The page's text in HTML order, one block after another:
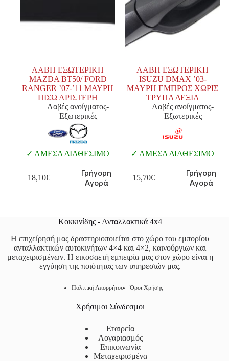
ΛΑΒΗ ΕΞΩΤΕΡΙΚΗ
MAZDA BT50/ FORD
RANGER ’07-’11 ΜΑΥΡΗ
ΠΙΣΩ ΑΡΙΣΤΕΡΗ
Λαβές ανοίγματος-
Εξωτερικές
ΑΜΕΣΑ ΔΙΑΘΕΣΙΜΟ
18,10€
Γρήγορη
Αγορά
ΛΑΒΗ ΕΞΩΤΕΡΙΚΗ
ISUZU DMAX ’03-
MAYPΗ ΕΜΠΡΟΣ ΧΩΡΙΣ
ΤΡΥΠΑ ΔΕΞΙΑ
Λαβές ανοίγματος-
Εξωτερικές
ΑΜΕΣΑ ΔΙΑΘΕΣΙΜΟ
15,70€
Γρήγορη
Αγορά
Κοκκινίδης - Ανταλλακτικά 4x4
Η επιχείρησή μας δραστηριοποιείται στο χώρο του εμπορίου
ανταλλακτικών αυτοκινήτων 4×4 και 4×2, καινούργιων και
μεταχειρισμένων. Η εικοσαετή εμπειρία μας στον χώρο είναι η
εγγύηση της ποιότητας των υπηρεσιών μας.
Πολιτική Απορρήτου Όροι Χρήσης
Χρήσιμοι Σύνδεσμοι
Εταιρεία
Λογαριασμός
Επικοινωνία
Μεταχειρισμένα